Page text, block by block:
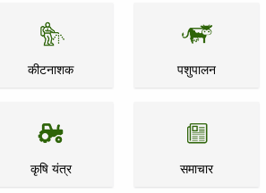
कीटनाशक पशुपालन
कृषि यंत्र समाचार